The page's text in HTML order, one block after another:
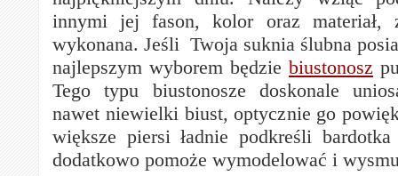
innymi jej fason, kolor oraz materiał,
wykonana. Jeśli Twoja suknia ślubna
najlepszym wyborem będzie biustonosz
Tego typu biustonosze doskonale
nawet niewielki biust, optycznie go
większe piersi ładnie podkreśli
dodatkowo pomoże wymodelować i